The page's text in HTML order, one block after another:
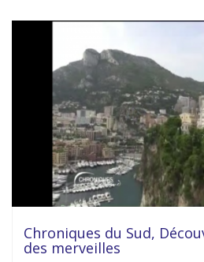
Chroniques du Sud,
des merveilles